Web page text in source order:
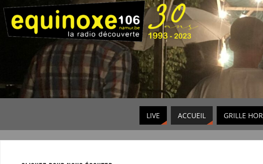
LIVE ACCUEIL GRILLE